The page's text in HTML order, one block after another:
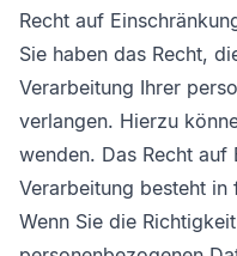
Recht auf
Sie haben das Recht,
Verarbeitung Ihrer
verlangen. Hierzu
wenden. Das Recht auf
Verarbeitung besteht in
Wenn Sie die